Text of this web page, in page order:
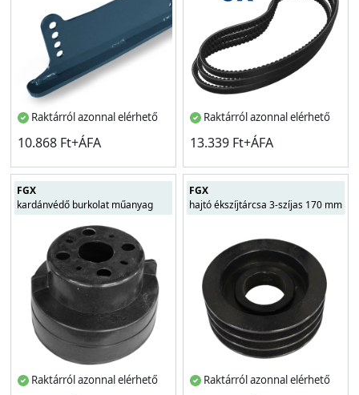
Raktárról azonnal elérhető
10.868 Ft+ÁFA
Raktárról azonnal elérhető
13.339 Ft+ÁFA
FGX
kardánvédő burkolat műanyag
Raktárról azonnal elérhető
FGX
hajtó ékszíjtárcsa 3-szíjas 170 mm
Raktárról azonnal elérhető